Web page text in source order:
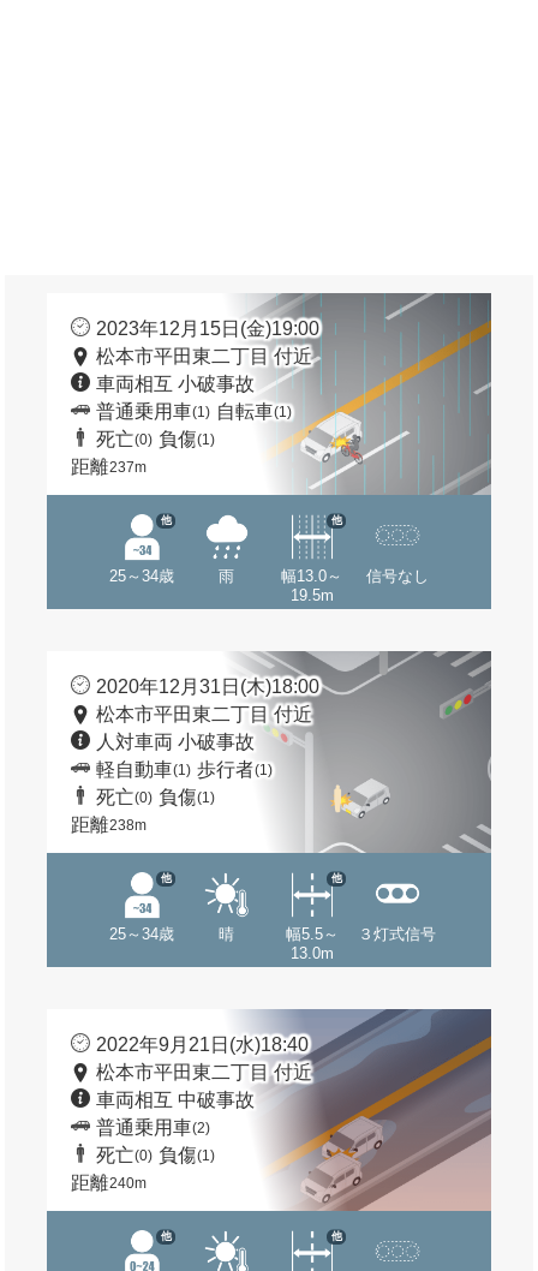
2023年12月15日(金)19:00
松本市平田東二丁目 付近
車両相互 小破事故
普通乗用車(1) 自転車(1)
死亡(0) 負傷(1)
距離237m
25～34歳
他
雨
幅13.0～
19.5m
他
信号なし
2020年12月31日(木)18:00
松本市平田東二丁目 付近
人対車両 小破事故
軽自動車(1) 歩行者(1)
死亡(0) 負傷(1)
距離238m
25～34歳
他
晴
幅5.5～
13.0m
他
３灯式信号
2022年9月21日(水)18:40
松本市平田東二丁目 付近
車両相互 中破事故
普通乗用車(2)
死亡(0) 負傷(1)
距離240m
他 他